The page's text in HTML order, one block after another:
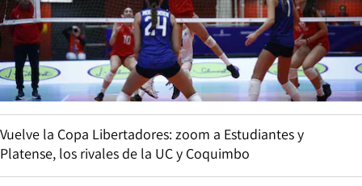
Vuelve la Copa Libertadores: zoom a Estudiantes y
Platense, los rivales de la UC y Coquimbo